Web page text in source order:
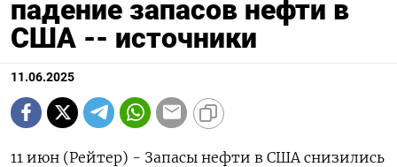
падение запасов нефти в
США -- источники
11.06.2025
11 июн (Рейтер) - Запасы нефти в США снизились